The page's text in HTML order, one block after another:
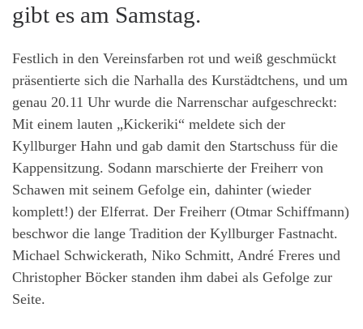
gibt es am Samstag.
Festlich in den Vereinsfarben rot und weiß geschmückt
präsentierte sich die Narhalla des Kurstädtchens, und um
genau 20.11 Uhr wurde die Narrenschar aufgeschreckt:
Mit einem lauten „Kickeriki“ meldete sich der
Kyllburger Hahn und gab damit den Startschuss für die
Kappensitzung. Sodann marschierte der Freiherr von
Schawen mit seinem Gefolge ein, dahinter (wieder
komplett!) der Elferrat. Der Freiherr (Otmar Schiffmann)
beschwor die lange Tradition der Kyllburger Fastnacht.
Michael Schwickerath, Niko Schmitt, André Freres und
Christopher Böcker standen ihm dabei als Gefolge zur
Seite.